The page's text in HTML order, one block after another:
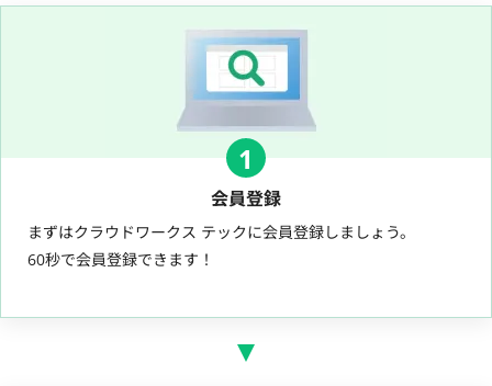
1
会員登録
まずはクラウドワークス テックに会員登録しましょう。
60秒で会員登録できます！